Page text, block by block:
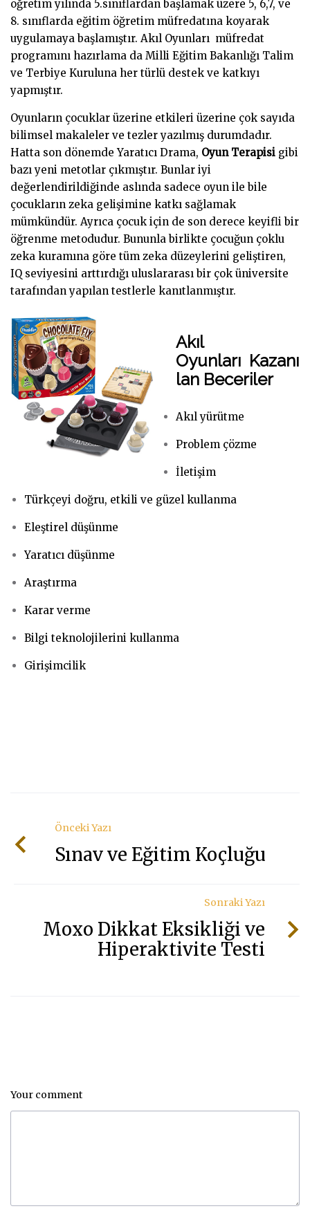
öğretim yılında 5.sınıflardan başlamak üzere 5, 6,7, ve
8. sınıflarda eğitim öğretim müfredatına koyarak
uygulamaya başlamıştır. Akıl Oyunları müfredat
programını hazırlama da Milli Eğitim Bakanlığı Talim
ve Terbiye Kuruluna her türlü destek ve katkıyı
yapmıştır.
Oyunların çocuklar üzerine etkileri üzerine çok sayıda
bilimsel makaleler ve tezler yazılmış durumdadır.
Hatta son dönemde Yaratıcı Drama, Oyun Terapisi gibi
bazı yeni metotlar çıkmıştır. Bunlar iyi
değerlendirildiğinde aslında sadece oyun ile bile
çocukların zeka gelişimine katkı sağlamak
mümkündür. Ayrıca çocuk için de son derece keyifli bir
öğrenme metodudur. Bununla birlikte çocuğun çoklu
zeka kuramına göre tüm zeka düzeylerini geliştiren,
IQ seviyesini arttırdığı uluslararası bir çok üniversite
tarafından yapılan testlerle kanıtlanmıştır.
Akıl
Oyunları Kazanı
lan Beceriler
Akıl yürütme
Problem çözme
İletişim
Türkçeyi doğru, etkili ve güzel kullanma
Eleştirel düşünme
Yaratıcı düşünme
Araştırma
Karar verme
Bilgi teknolojilerini kullanma
Girişimcilik
Önceki Yazı
Sınav ve Eğitim Koçluğu
Sonraki Yazı
Moxo Dikkat Eksikliği ve
Hiperaktivite Testi
Your comment